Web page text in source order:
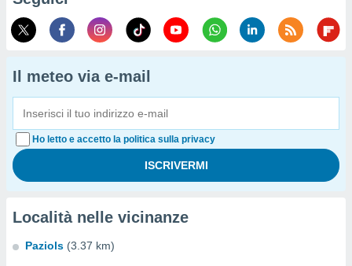
Il meteo via e-mail
Ho letto e accetto la politica sulla privacy
Località nelle vicinanze
Paziols (3.37 km)